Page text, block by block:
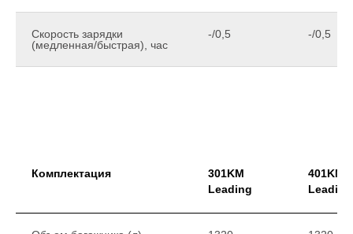
Скорость зарядки
(медленная/быстрая), час
-/0,5 -/0,5
Комплектация
301KM
Leading
401KM
Leading